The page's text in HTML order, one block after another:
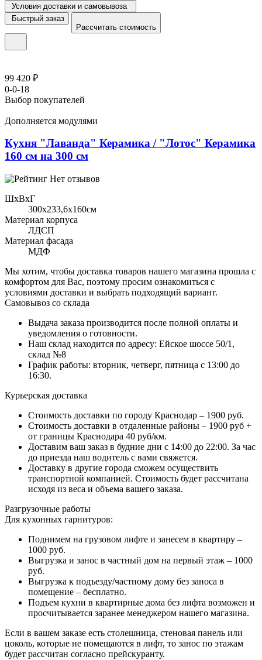
Условия доставки и самовывоза
Быстрый заказ
Рассчитать стоимость
99 420 ₽
0-0-18
Выбор покупателей
Дополняется модулями
Кухня "Лаванда" Керамика / "Лотос" Керамика
160 см на 300 см
Нет отзывов
ШхВхГ
300x233,6х160см
Материал корпуса
ЛДСП
Материал фасада
МДФ
Мы хотим, чтобы доставка товаров нашего магазина прошла с
комфортом для Вас, поэтому просим ознакомиться с
условиями доставки и выбрать подходящий вариант.
Самовывоз со склада
Выдача заказа производится после полной оплаты и
уведомления о готовности.
Наш склад находится по адресу: Ейское шоссе 50/1,
склад №8
График работы: вторник, четверг, пятница с 13:00 до
16:30.
Курьерская доставка
Стоимость доставки по городу Краснодар – 1900 руб.
Стоимость доставки в отдаленные районы – 1900 руб +
от границы Краснодара 40 руб/км.
Доставим ваш заказ в будние дни с 14:00 до 22:00. За час
до приезда наш водитель с вами свяжется.
Доставку в другие города сможем осуществить
транспортной компанией. Стоимость будет рассчитана
исходя из веса и объема вашего заказа.
Разгрузочные работы
Для кухонных гарнитуров:
Поднимем на грузовом лифте и занесем в квартиру –
1000 руб.
Выгрузка и занос в частный дом на первый этаж – 1000
руб.
Выгрузка к подъезду/частному дому без заноса в
помещение – бесплатно.
Подъем кухни в квартирные дома без лифта возможен и
просчитывается заранее менеджером нашего магазина.
Если в вашем заказе есть столешница, стеновая панель или
цоколь, которые не помещаются в лифт, то занос по этажам
будет рассчитан согласно прейскуранту.